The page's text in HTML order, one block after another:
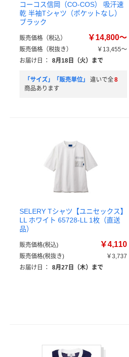
コーコス信岡（CO-COS） 吸汗速
乾 半袖Tシャツ（ポケットなし）
ブラック
販売価格（税込） ￥14,800～
販売価格（税抜き）
￥13,455～
お届け日
： 8月18日（火）まで
「サイズ」「販売単位」 違いで全8
商品あります
SELERY Tシャツ【ユニセックス】
LL ホワイト 65728-LL 1枚（直送
品）
販売価格(税込) ￥4,110
販売価格(税抜き)
￥3,737
お届け日
： 8月27日（木）まで